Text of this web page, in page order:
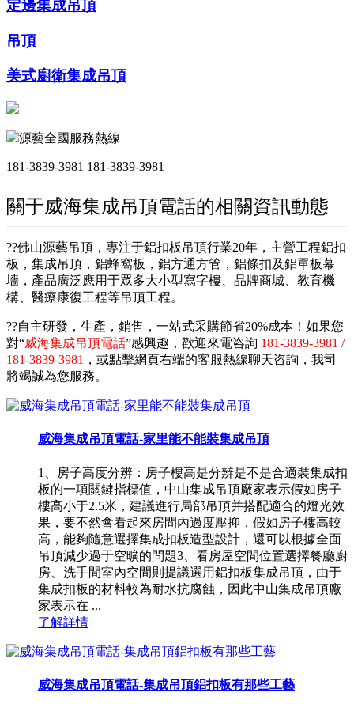
定邊集成吊頂
吊頂
美式廚衛集成吊頂
源藝全國服務熱線
181-3839-3981 181-3839-3981
關于威海集成吊頂電話的相關資訊動態
??佛山源藝吊頂，專注于鋁扣板吊頂行業20年，主營工程鋁扣
板，集成吊頂，鋁蜂窩板，鋁方通方管，鋁條扣及鋁單板幕
墻，產品廣泛應用于眾多大小型寫字樓、品牌商城、教育機
構、醫療康復工程等吊頂工程。
??自主研發，生產，銷售，一站式采購節省20%成本！如果您
對“威海集成吊頂電話”感興趣，歡迎來電咨詢 181-3839-3981 /
181-3839-3981 ，或點擊網頁右端的客服熱線聊天咨詢，我司
將竭誠為您服務。
威海集成吊頂電話-家里能不能裝集成吊頂
1、房子高度分辨：房子樓高是分辨是不是合適裝集成扣
板的一項關鍵指標值，中山集成吊頂廠家表示假如房子
樓高小于2.5米，建議進行局部吊頂并搭配適合的燈光效
果，要不然會看起來房間內過度壓抑，假如房子樓高較
高，能夠隨意選擇集成扣板造型設計，還可以根據全面
吊頂減少過于空曠的問題3、看房屋空間位置選擇餐廳廚
房、洗手間室內空間則提議選用鋁扣板集成吊頂，由于
集成扣板的材料較為耐水抗腐蝕，因此中山集成吊頂廠
家表示在 ...
了解詳情
威海集成吊頂電話-集成吊頂鋁扣板有那些工藝